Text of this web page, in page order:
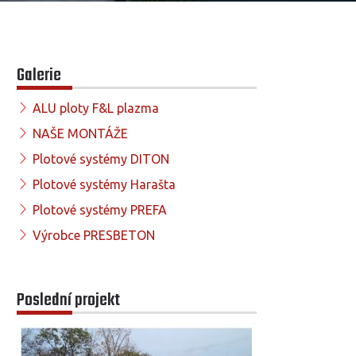
Galerie
ALU ploty F&L plazma
NAŠE MONTÁŽE
Plotové systémy DITON
Plotové systémy Harašta
Plotové systémy PREFA
Výrobce PRESBETON
Poslední projekt